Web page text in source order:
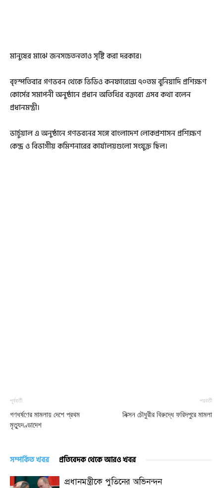
মানুষের মাঝে জনসচেতনতাও সৃষ্টি করা দরকার।
বৃহস্পতিবার গণভবন থেকে ভিডিও কনফারেন্সে ৭০তম বুনিয়াদি প্রশিক্ষণ
কোর্সের সমাপনী অনুষ্ঠানে প্রধান অতিথির বক্তব্যে এসব কথা বলেন
প্রধানমন্ত্রী।
ভার্চুয়াল এ অনুষ্ঠানে গণভবনের সঙ্গে বাংলাদেশ লোকপ্রশাসন প্রশিক্ষণ
কেন্দ্র ও বিভাগীয় কমিশনারের কার্যালয়গুলো সংযুক্ত ছিল।
পূর্ববর্তী
গণধর্ষণের মামলায় দেশে প্রথম
মৃত্যুদণ্ডাদেশ
পরবর্তী
নিক্সন চৌধুরীর বিরুদ্ধে ফরিদপুরে মামলা
সম্পর্কিত খবর প্রতিবেদক থেকে আরও খবর
প্রধানমন্ত্রীকে পুতিনের অভিনন্দন